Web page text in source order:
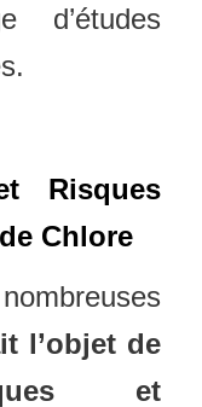
d’études
Risques
Chlore
l’objet de
et